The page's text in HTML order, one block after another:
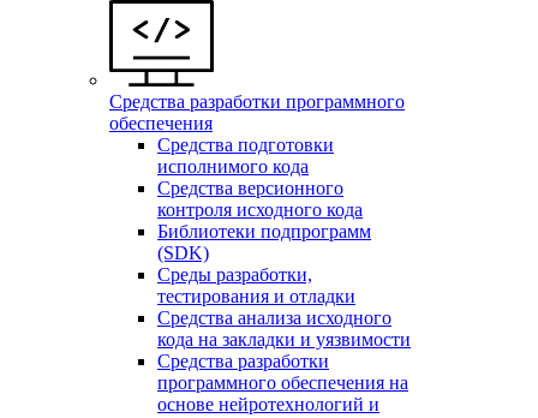
Средства разработки программного
обеспечения
Средства подготовки
исполнимого кода
Средства версионного
контроля исходного кода
Библиотеки подпрограмм
(SDK)
Среды разработки,
тестирования и отладки
Средства анализа исходного
кода на закладки и уязвимости
Средства разработки
программного обеспечения на
основе нейротехнологий и